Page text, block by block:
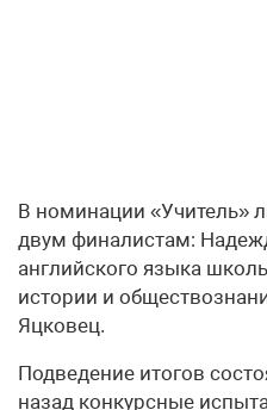
В номинации «Учитель»
двум финалистам:
английского языка
истории и
Яцковец.
Подведение итогов
назад конкурсные